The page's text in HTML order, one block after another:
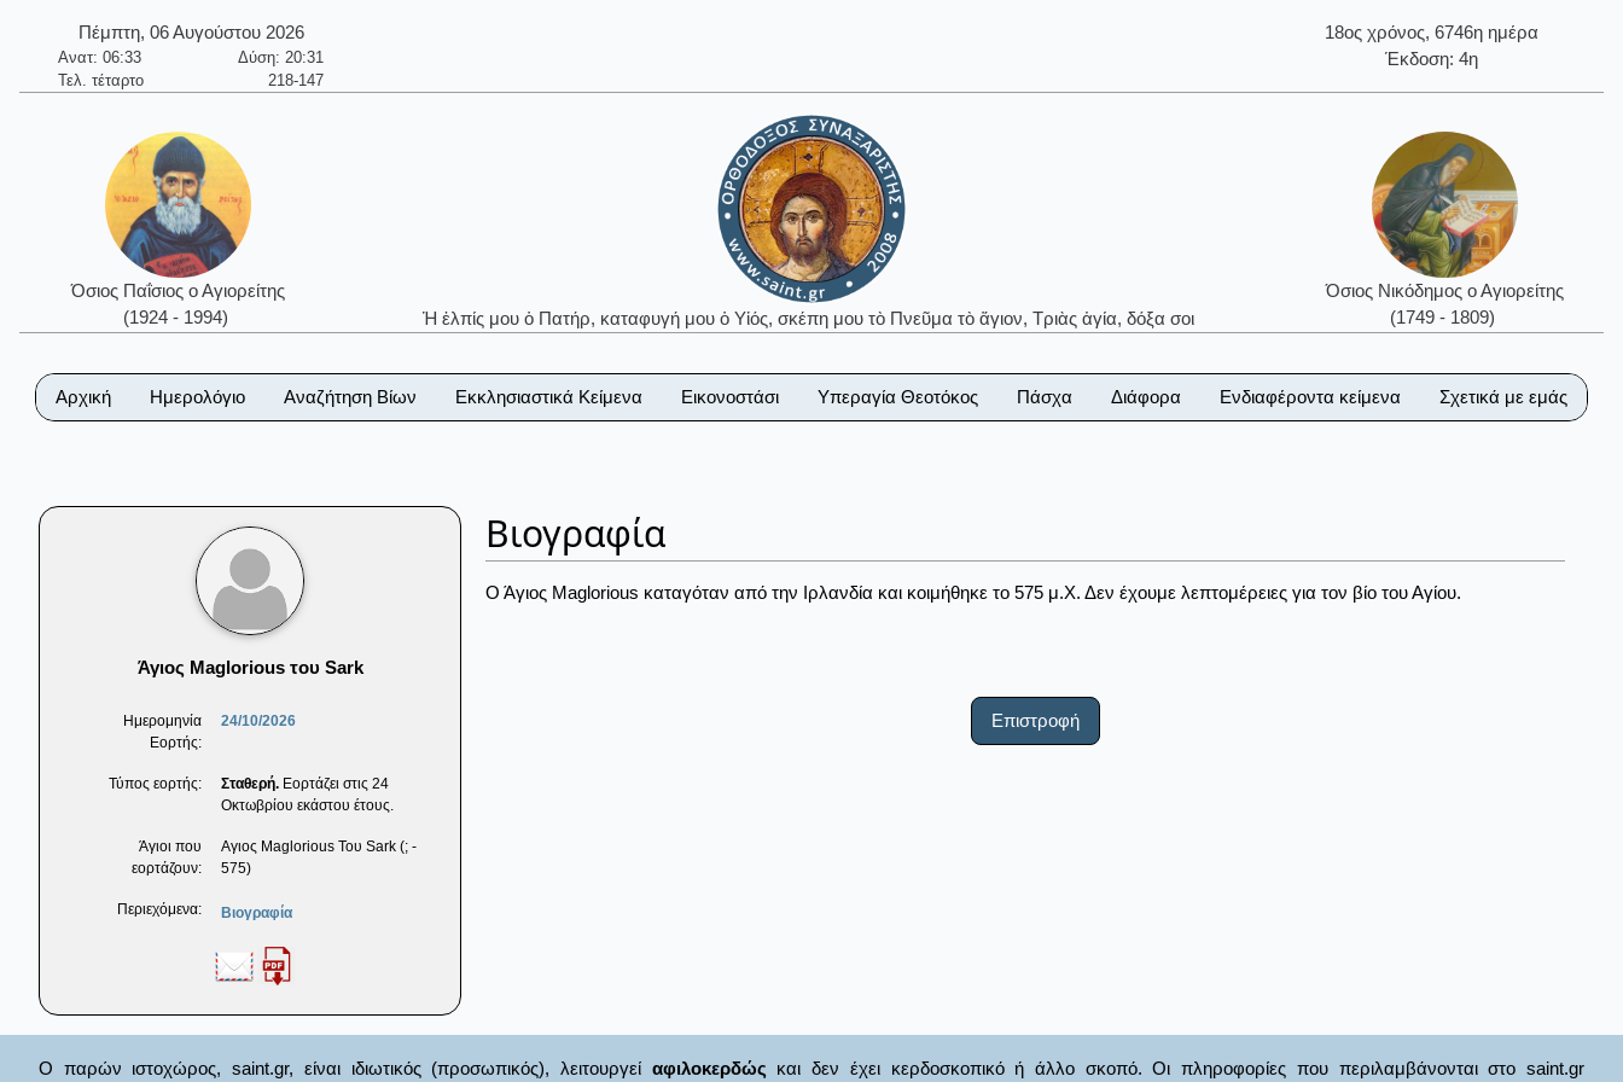
Πέμπτη, 06 Αυγούστου 2026
Ανατ: 06:33
Δύση: 20:31
Τελ. τέταρτο
218-147
18ος χρόνος, 6746η ημέρα
Έκδοση: 4η
Όσιος Παΐσιος ο Αγιορείτης
(1924 - 1994)
Ἡ ἐλπίς μου ὁ Πατήρ, καταφυγή μου ὁ Υἱός, σκέπη μου τὸ Πνεῦμα τὸ ἅγιον, Τριὰς ἁγία, δόξα σοι
Όσιος Νικόδημος ο Αγιορείτης
(1749 - 1809)
Αρχική Ημερολόγιο Αναζήτηση Βίων Εκκλησιαστικά Κείμενα Εικονοστάσι Υπεραγία Θεοτόκος Πάσχα Διάφορα Ενδιαφέροντα κείμενα Σχετικά με εμάς
Άγιος Maglorious του Sark
Ημερομηνία
Εορτής:
24/10/2026
Τύπος εορτής: Σταθερή. Εορτάζει στις 24
Οκτωβρίου εκάστου έτους.
Άγιοι που
εορτάζουν:
Αγιος Maglorious Του Sark (; -
575)
Περιεχόμενα: Βιογραφία
Βιογραφία
Ο Άγιος Maglorious καταγόταν από την Ιρλανδία και κοιμήθηκε το 575 μ.Χ. Δεν έχουμε λεπτομέρειες για τον βίο του Αγίου.
Επιστροφή
Ο παρών ιστοχώρος, saint.gr, είναι ιδιωτικός (προσωπικός), λειτουργεί αφιλοκερδώς και δεν έχει κερδοσκοπικό ή άλλο σκοπό. Οι πληροφορίες που περιλαμβάνονται στο saint.gr